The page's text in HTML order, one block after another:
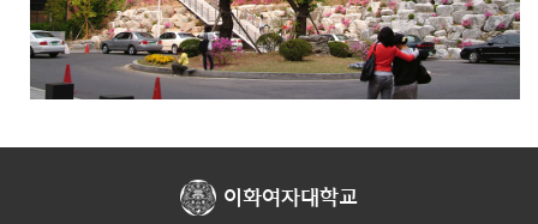
이화여자대학교